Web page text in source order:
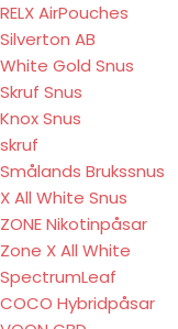
RELX AirPouches
Silverton AB
White Gold Snus
Skruf Snus
Knox Snus
skruf
Smålands Brukssnus
X All White Snus
ZONE Nikotinpåsar
Zone X All White
SpectrumLeaf
COCO Hybridpåsar